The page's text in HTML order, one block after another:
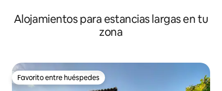
Alojamientos para estancias largas en tu
zona
Favorito entre huéspedes
Favorito entre huéspedes